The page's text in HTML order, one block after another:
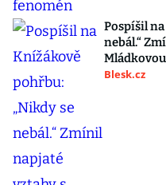
Pospíšil
nebál.“
Mládkovou
Blesk.cz